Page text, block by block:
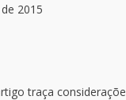
2015
traça